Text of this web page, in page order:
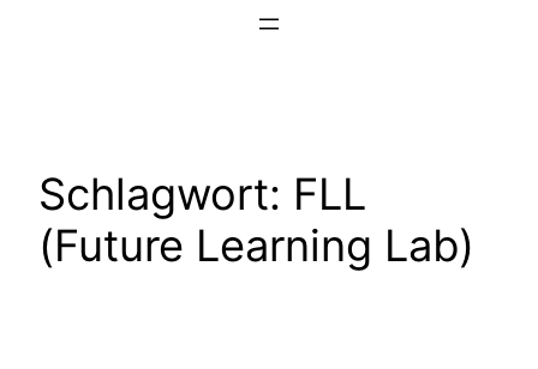
Schlagwort: FLL
(Future Learning Lab)